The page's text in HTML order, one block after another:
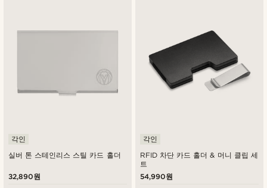
실버 톤 스테인리스 스틸 카드 홀더
각인
32,890원
RFID 차단 카드 홀더 & 머니 클립 세
트
각인
54,990원